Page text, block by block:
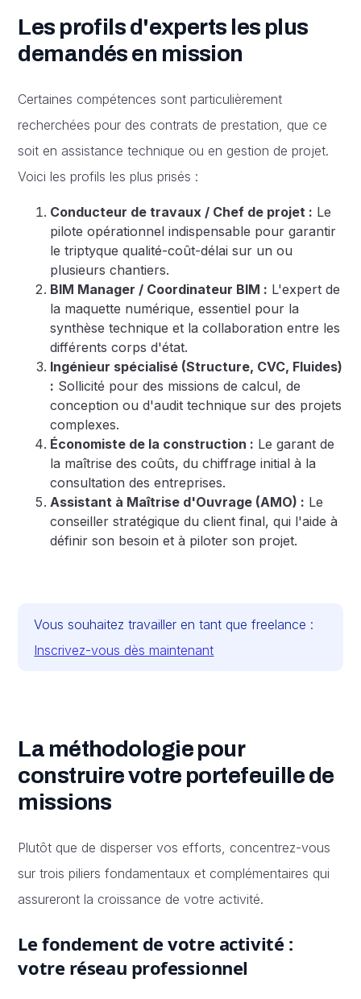
Les profils d'experts les plus
demandés en mission
Certaines compétences sont particulièrement
recherchées pour des contrats de prestation, que ce
soit en assistance technique ou en gestion de projet.
Voici les profils les plus prisés :
Conducteur de travaux / Chef de projet : Le
pilote opérationnel indispensable pour garantir
le triptyque qualité-coût-délai sur un ou
plusieurs chantiers.
BIM Manager / Coordinateur BIM : L'expert de
la maquette numérique, essentiel pour la
synthèse technique et la collaboration entre les
différents corps d'état.
Ingénieur spécialisé (Structure, CVC, Fluides)
: Sollicité pour des missions de calcul, de
conception ou d'audit technique sur des projets
complexes.
Économiste de la construction : Le garant de
la maîtrise des coûts, du chiffrage initial à la
consultation des entreprises.
Assistant à Maîtrise d'Ouvrage (AMO) : Le
conseiller stratégique du client final, qui l'aide à
définir son besoin et à piloter son projet.
Vous souhaitez travailler en tant que freelance :
Inscrivez-vous dès maintenant
La méthodologie pour
construire votre portefeuille de
missions
Plutôt que de disperser vos efforts, concentrez-vous
sur trois piliers fondamentaux et complémentaires qui
assureront la croissance de votre activité.
Le fondement de votre activité :
votre réseau professionnel